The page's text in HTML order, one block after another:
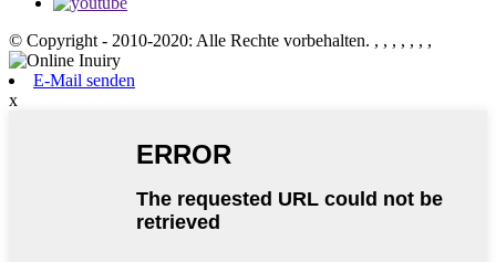
© Copyright - 2010-2020: Alle Rechte vorbehalten. , , , , , , ,
E-Mail senden
x